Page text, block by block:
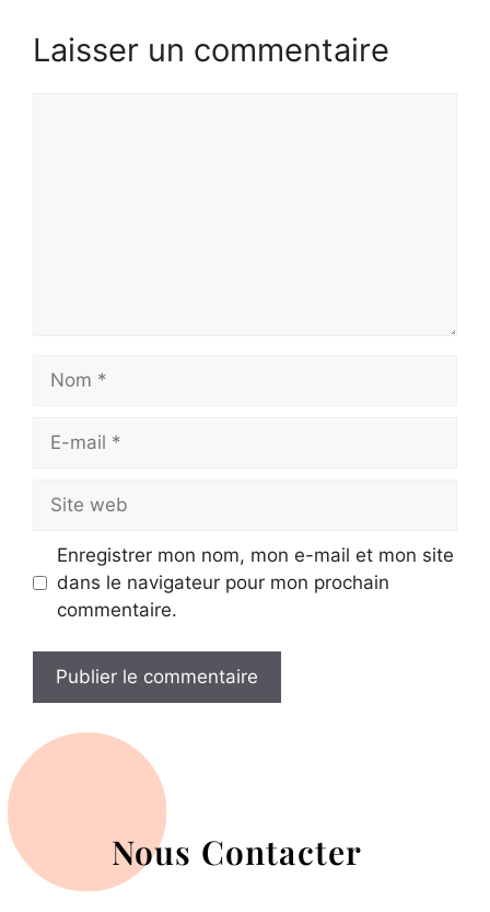
Laisser un commentaire
Enregistrer mon nom, mon e-mail et mon site
dans le navigateur pour mon prochain
commentaire.
Nous Contacter